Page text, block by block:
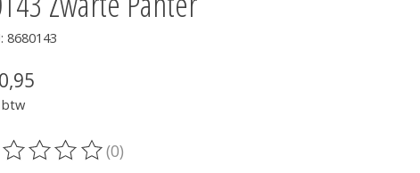
8680143
btw
beoordeling van dit product is
(0)